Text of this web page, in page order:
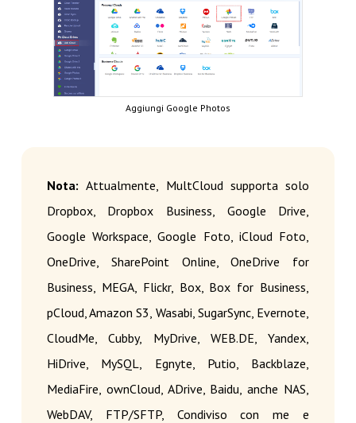
Aggiungi Google Photos
Nota:Attualmente, MultCloud supporta solo
Dropbox, Dropbox Business, Google Drive,
Google Workspace, Google Foto, iCloud Foto,
OneDrive, SharePoint Online, OneDrive for
Business, MEGA, Flickr, Box, Box for Business,
pCloud, Amazon S3, Wasabi, SugarSync, Evernote,
CloudMe, Cubby, MyDrive, WEB.DE, Yandex,
HiDrive, MySQL, Egnyte, Putio, Backblaze,
MediaFire, ownCloud, ADrive, Baidu, anche NAS,
WebDAV, FTP/SFTP, Condiviso con me e